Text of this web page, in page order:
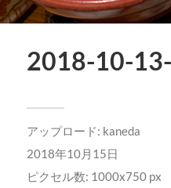
2018-10-
アップロード: kaneda
2018年10月15日
ピクセル数: 1000x750 px